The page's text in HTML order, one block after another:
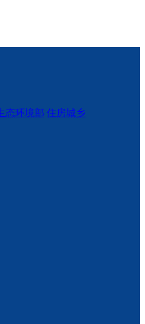
态环境部 住房城乡